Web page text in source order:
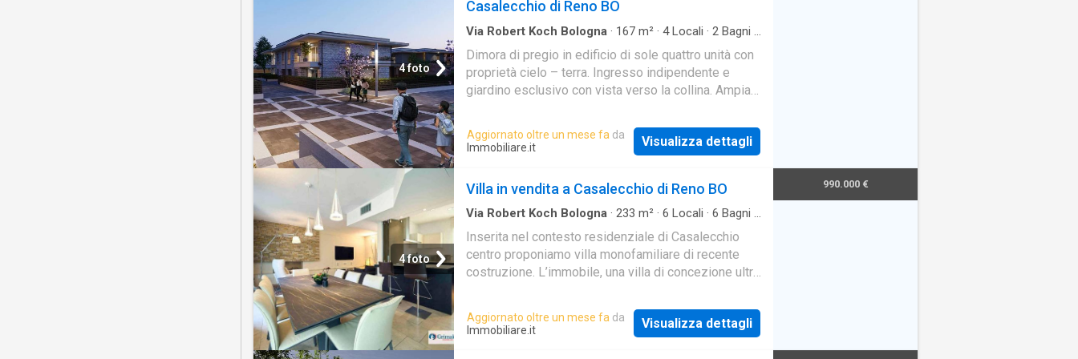
4 foto
Casalecchio di Reno BO
Via Robert Koch Bologna · 167 m² · 4Locali · 2 Bagni
Dimora di pregio in edificio di sole quattro unità con
proprietà cielo – terra. Ingresso indipendente e
giardino esclusivo con vista verso la collina. Ampia
Aggiornato oltre un mese fa da
Immobiliare.it
Visualizza dettagli
4 foto
Villa in vendita a Casalecchio di Reno BO
Via Robert Koch Bologna · 233 m² · 6 Locali · 6 Bagni ·
Inserita nel contesto residenziale di Casalecchio
centro proponiamo villa monofamiliare di recente
costruzione. L’immobile, una villa di concezione ultra
Aggiornato oltre un mese fa da
Immobiliare.it
Visualizza dettagli
990.000 €